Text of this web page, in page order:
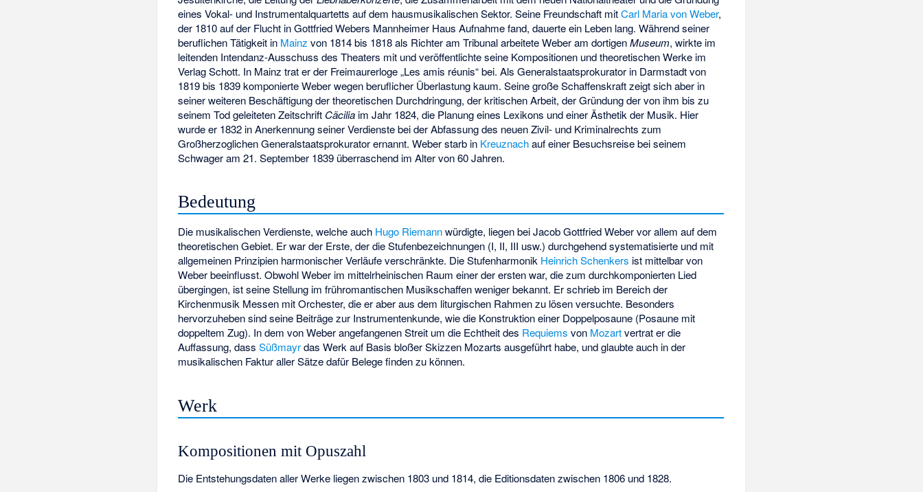
eines Vokal- und Instrumentalquartetts auf dem hausmusikalischen Sektor. Seine Freundschaft mitCarl Maria von Weber,
der 1810 auf der Flucht in Gottfried Webers Mannheimer Haus Aufnahme fand, dauerte ein Leben lang. Während seiner
beruflichen Tätigkeit in Mainz von 1814 bis 1818 als Richter am Tribunal arbeitete Weber am dortigenMuseum, wirkte im
leitenden Intendanz-Ausschuss des Theaters mit und veröffentlichte seine Kompositionen und theoretischen Werke im
Verlag Schott. In Mainz trat er der Freimaurerloge „Les amis réunis“ bei. Als Generalstaatsprokurator in Darmstadt von
1819 bis 1839 komponierte Weber wegen beruflicher Überlastung kaum. Seine große Schaffenskraft zeigt sich aber in
seiner weiteren Beschäftigung der theoretischen Durchdringung, der kritischen Arbeit, der Gründung der von ihm bis zu
seinem Tod geleiteten Zeitschrift Cäcilia im Jahr 1824, die Planung eines Lexikons und einer Ästhetik der Musik. Hier
wurde er 1832 in Anerkennung seiner Verdienste bei der Abfassung des neuen Zivil- und Kriminalrechts zum
Großherzoglichen Generalstaatsprokurator ernannt. Weber starb in Kreuznachauf einer Besuchsreise bei seinem
Schwager am 21. September 1839 überraschend im Alter von 60 Jahren.
Bedeutung
Die musikalischen Verdienste, welche auch Hugo Riemannwürdigte, liegen bei Jacob Gottfried Weber vor allem auf dem
theoretischen Gebiet. Er war der Erste, der die Stufenbezeichnungen (I, II, III usw.) durchgehend systematisierte und mit
allgemeinen Prinzipien harmonischer Verläufe verschränkte. DieStufenharmonik Heinrich Schenkers ist mittelbar von
Weber beeinflusst. Obwohl Weber im mittelrheinischen Raum einer der ersten war, die zum durchkomponierten Lied
übergingen, ist seine Stellung im frühromantischen Musikschaffen weniger bekannt. Er schrieb im Bereich der
Kirchenmusik Messen mit Orchester, die er aber aus dem liturgischen Rahmen zu lösen versuchte. Besonders
hervorzuheben sind seine Beiträge zur Instrumentenkunde, wie die Konstruktion einer Doppelposaune (Posaune mit
doppeltem Zug). In dem von Weber angefangenen Streit um die Echtheit des Requiems von Mozartvertrat er die
Auffassung, dassSüßmayrdas Werk auf Basis bloßer Skizzen Mozarts ausgeführt habe, und glaubte auch in der
musikalischen Faktur aller Sätze dafür Belege finden zu können.
Werk
Kompositionen mit Opuszahl
Die Entstehungsdaten aller Werke liegen zwischen 1803 und 1814, die Editionsdaten zwischen 1806 und 1828.